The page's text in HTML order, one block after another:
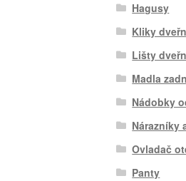
Hagusy
Kliky
Lišty
Madla
Nádobky
Nárazníky
Ovladač
Panty